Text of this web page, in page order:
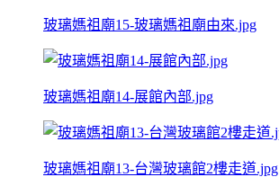
玻璃媽祖廟15-玻璃媽祖廟由來.jpg
玻璃媽祖廟14-展館內部.jpg
玻璃媽祖廟13-台灣玻璃館2樓走道.jpg